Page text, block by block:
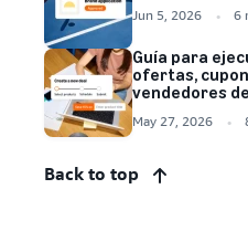
Jun 5, 2026 6
Guía para
ofertas,
vendedores
May 27, 2026
Back to top